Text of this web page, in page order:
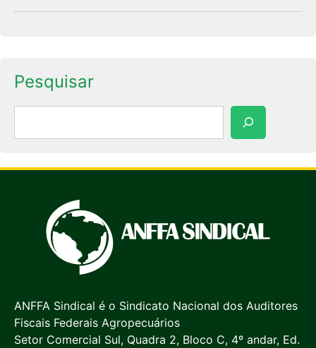
Pesquisar
ANFFA Sindical é o Sindicato Nacional dos Auditores
Fiscais Federais Agropecuários
Setor Comercial Sul, Quadra 2, Bloco C, 4º andar, Ed.